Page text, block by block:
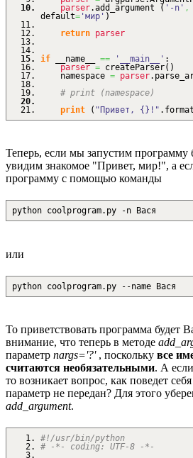
parser.add_argument ( '-n' ,
default= 'мир' )
return parser
if __name__ == '__main__' :
parser = createParser( )
namespace = parser.
# print (namespace)
print
( "Привет, {}!" . format
Теперь, если мы запустим программу
увидим знакомое "Привет, мир!", а
программу с помощью команды
python coolprogram.py -n Вася
или
python coolprogram.py --name Вася
То приветствовать программа будет
внимание, что теперь в методе
параметр nargs='?' , поскольку все
считаются необязательными. А
то возникает вопрос, как поведет
параметр не передан? Для этого
add_argument.
#!/usr/bin/python
# -*- coding: UTF-8 -*-